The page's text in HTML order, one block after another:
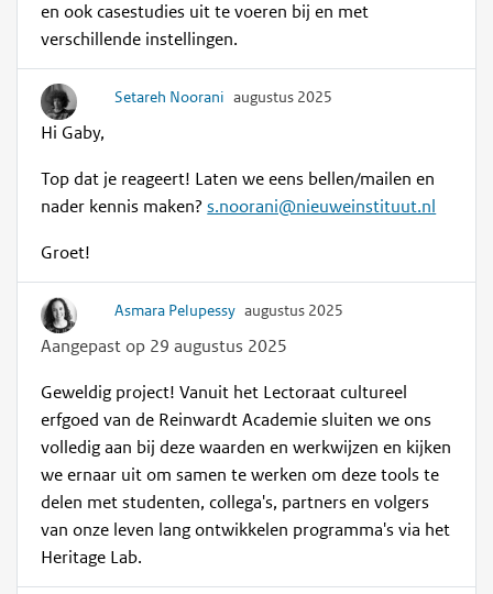
en ook casestudies uit te voeren bij en met
verschillende instellingen.
Setareh Noorani augustus 2025
Hi Gaby,
Top dat je reageert! Laten we eens bellen/mailen en
nader kennis maken?s.noorani@nieuweinstituut.nl
Groet!
Asmara Pelupessy augustus 2025
Aangepast op 29 augustus 2025
Geweldig project! Vanuit het Lectoraat cultureel
erfgoed van de Reinwardt Academie sluiten we ons
volledig aan bij deze waarden en werkwijzen en kijken
we ernaar uit om samen te werken om deze tools te
delen met studenten, collega's, partners en volgers
van onze leven lang ontwikkelen programma's via het
Heritage Lab.